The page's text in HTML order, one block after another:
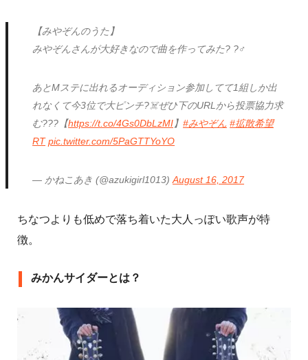
【みやぞんのうた】
みやぞんさんが大好きなので曲を作ってみた? ?‍♂️
あとMステに出れるオーディション参加してて1組しか出
れなくて今3位で大ピンチ?☠️ぜひ下のURLから投票協力求
む???【https://t.co/4Gs0DbLzMI】#みやぞん #拡散希望
RT pic.twitter.com/5PaGTTYoYO
— かねこあき (@azukigirl1013)August 16, 2017
ちなつよりも低めで落ち着いた大人っぽい歌声が特
徴。
みかんサイダーとは？